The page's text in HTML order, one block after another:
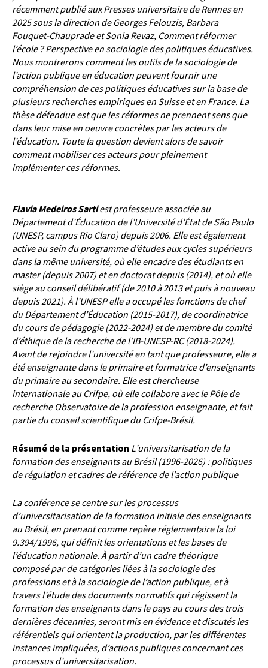
récemment publié aux Presses universitaire de Rennes en
2025 sous la direction de Georges Felouzis, Barbara
Fouquet-Chauprade et Sonia Revaz, Comment réformer
l’école ? Perspective en sociologie des politiques éducatives.
Nous montrerons comment les outils de la sociologie de
l’action publique en éducation peuvent fournir une
compréhension de ces politiques éducatives sur la base de
plusieurs recherches empiriques en Suisse et en France. La
thèse défendue est que les réformes ne prennent sens que
dans leur mise en oeuvre concrètes par les acteurs de
l’éducation. Toute la question devient alors de savoir
comment mobiliser ces acteurs pour pleinement
implémenter ces réformes.
Flavia Medeiros Sarti est professeure associée au
Département d’Éducation de l’Université d’État de São Paulo
(UNESP, campus Rio Claro) depuis 2006. Elle est également
active au sein du programme d’études aux cycles supérieurs
dans la même université, où elle encadre des étudiants en
master (depuis 2007) et en doctorat depuis (2014), et où elle
siège au conseil délibératif (de 2010 à 2013 et puis à nouveau
depuis 2021). À l’UNESP elle a occupé les fonctions de chef
du Département d’Éducation (2015-2017), de coordinatrice
du cours de pédagogie (2022-2024) et de membre du comité
d’éthique de la recherche de l’IB-UNESP-RC (2018-2024).
Avant de rejoindre l’université en tant que professeure, elle a
été enseignante dans le primaire et formatrice d’enseignants
du primaire au secondaire. Elle est chercheuse
internationale au Crifpe, où elle collabore avec le Pôle de
recherche Observatoire de la profession enseignante, et fait
partie du conseil scientifique du Crifpe-Brésil.
Résumé de la présentation L’universitarisation de la
formation des enseignants au Brésil (1996-2026) : politiques
de régulation et cadres de référence de l’action publique
La conférence se centre sur les processus
d’universitarisation de la formation initiale des enseignants
au Brésil, en prenant comme repère réglementaire la loi
9.394/1996, qui définit les orientations et les bases de
l’éducation nationale. À partir d’un cadre théorique
composé par de catégories liées à la sociologie des
professions et à la sociologie de l’action publique, et à
travers l’étude des documents normatifs qui régissent la
formation des enseignants dans le pays au cours des trois
dernières décennies, seront mis en évidence et discutés les
référentiels qui orientent la production, par les différentes
instances impliquées, d’actions publiques concernant ces
processus d’universitarisation.